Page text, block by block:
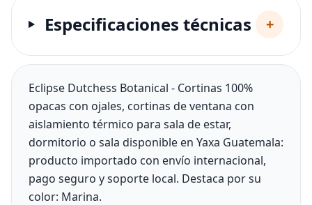
Especificaciones técnicas +
Eclipse Dutchess Botanical - Cortinas 100%
opacas con ojales, cortinas de ventana con
aislamiento térmico para sala de estar,
dormitorio o sala disponible en Yaxa Guatemala:
producto importado con envío internacional,
pago seguro y soporte local. Destaca por su
color: Marina.